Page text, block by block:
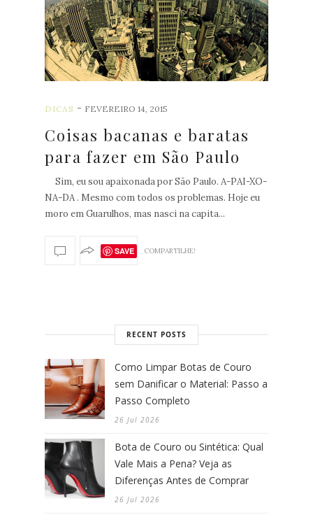
DICAS - FEVEREIRO 14, 2015
Coisas bacanas e baratas
para fazer em São Paulo
Sim, eu sou apaixonada por São Paulo. A-PAI-XO-
NA-DA . Mesmo com todos os problemas. Hoje eu
moro em Guarulhos, mas nasci na capita...
SAVE COMPARTILHE!
S
A
N
T
I
RECENT POSTS
Como Limpar Botas de Couro
sem Danificar o Material: Passo a
Passo Completo
26 Jul 2026
Bota de Couro ou Sintética: Qual
Vale Mais a Pena? Veja as
Diferenças Antes de Comprar
26 Jul 2026